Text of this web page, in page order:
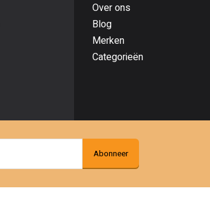
Over ons
Blog
Merken
Categorieën
Abonneer